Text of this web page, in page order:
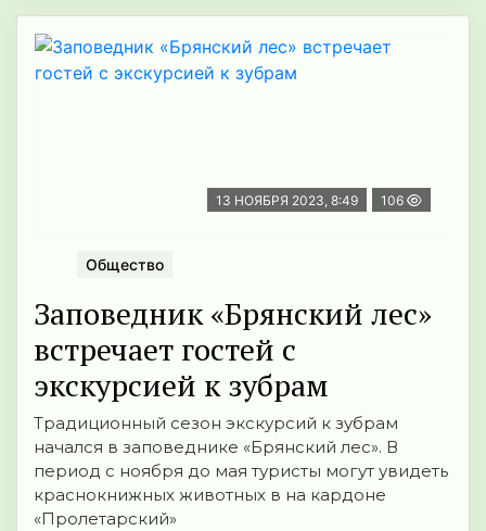
13 НОЯБРЯ 2023, 8:49 106
Общество
Заповедник «Брянский лес»
встречает гостей с
экскурсией к зубрам
Традиционный сезон экскурсий к зубрам
начался в заповеднике «Брянский лес». В
период с ноября до мая туристы могут увидеть
краснокнижных животных в на кардоне
«Пролетарский»